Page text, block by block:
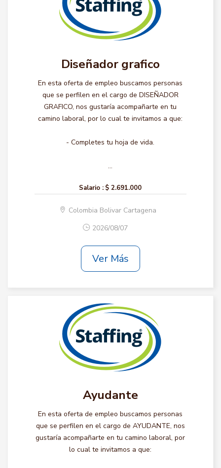
Diseñador grafico
En esta oferta de empleo buscamos personas
que se perfilen en el cargo de DISEÑADOR
GRAFICO, nos gustaría acompañarte en tu
camino laboral, por lo cual te invitamos a que:
- Completes tu hoja de vida.
...
Salario : $ 2.691.000
Colombia Bolivar Cartagena
2026/08/07
Ver Más
Ayudante
En esta oferta de empleo buscamos personas
que se perfilen en el cargo de AYUDANTE, nos
gustaría acompañarte en tu camino laboral, por
lo cual te invitamos a que: